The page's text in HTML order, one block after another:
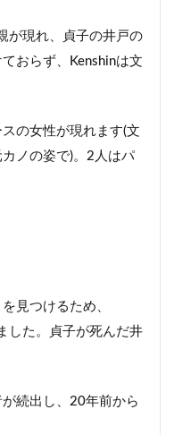
が現れ、貞子の井戸の
おらず、Kenshinは文
の女性が現れます(文
ノの姿で)。2人はパ
見つけるため、
した。貞子が死んだ井
続出し、20年前から